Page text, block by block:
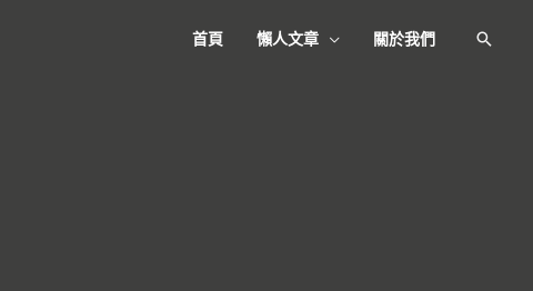
首頁 懶人文章 關於我們
搜